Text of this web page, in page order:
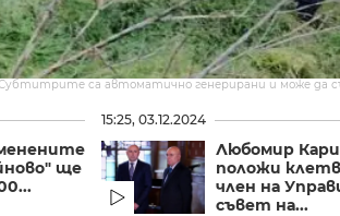
са автоматично генерирани и може да
ще
15:25, 03.12.2024
Любомир
положи
член на
съвет на...